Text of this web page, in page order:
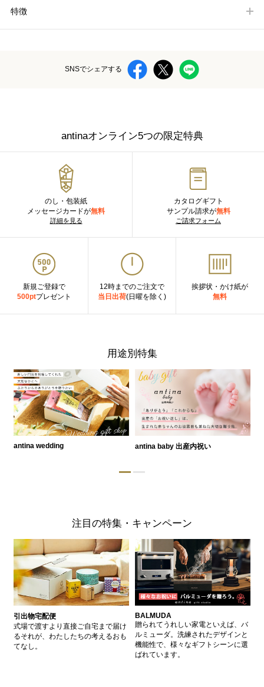
特徴
SNSでシェアする
antinaオンライン5つの限定特典
のし・包装紙
メッセージカードが無料
詳細を見る
カタログギフト
サンプル請求が無料
ご請求フォーム
新規ご登録で
500ptプレゼント
12時までのご注文で
当日出荷(日曜を除く)
挨拶状・かけ紙が
無料
用途別特集
antina wedding antina baby 出産内祝い
注目の特集・キャンペーン
引出物宅配便
式場で渡すより直接ご自宅まで届け
るそれが、わたしたちの考えるおも
てなし。
BALMUDA
贈られてうれしい家電といえば、バ
ルミューダ。洗練されたデザインと
機能性で、様々なギフトシーンに選
ばれています。